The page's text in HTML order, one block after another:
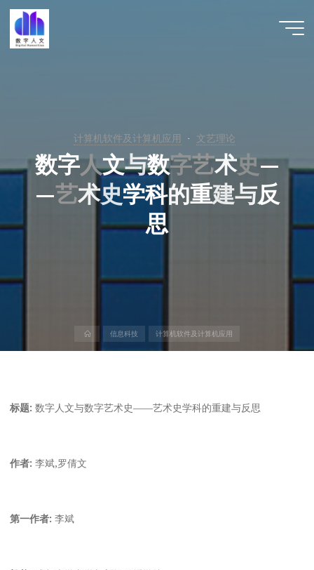
计算机软件及计算机应用 文艺理论
数字人
人文与数字艺
艺术史
史—
—艺
艺术史学科的重建与反
思
页
信息科技 计算机软件及计算机应用
标题: 数字人文与数字艺术史——艺术史学科的重建与反思
作者: 李斌,罗倩文
第一作者: 李斌